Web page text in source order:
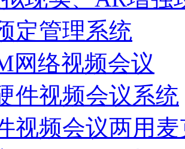
定管理系统
网络视频会议
件视频会议系统
视频会议两用麦